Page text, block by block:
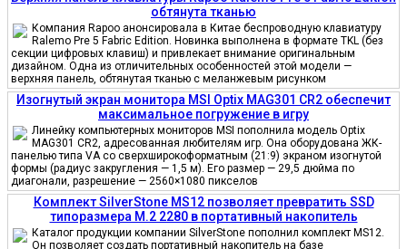
обтянута тканью
Компания Rapoo анонсировала в Китае беспроводную клавиатуру
Ralemo Pre 5 Fabric Edition. Новинка выполнена в формате TKL (без
секции цифровых клавиш) и привлекает внимание оригинальным
дизайном. Одна из отличительных особенностей этой модели —
верхняя панель, обтянутая тканью с меланжевым рисунком
Изогнутый экран монитора MSI Optix MAG301 CR2 обеспечит
максимальное погружение в игру
Линейку компьютерных мониторов MSI пополнила модель Optix
MAG301 CR2, адресованная любителям игр. Она оборудована ЖК-
панелью типа VA со сверхширокоформатным (21:9) экраном изогнутой
формы (радиус закругления — 1,5 м). Его размер — 29,5 дюйма по
диагонали, разрешение — 2560×1080 пикселов
Комплект SilverStone MS12 позволяет превратить SSD
типоразмера M.2 2280 в портативный накопитель
Каталог продукции компании SilverStone пополнил комплект MS12.
Он позволяет создать портативный накопитель на базе